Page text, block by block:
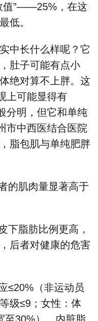
值”——25%，在这
低。
中长什么样呢？它
肚子可能有点小
绝对算不上胖。这
上可能显得有
分明，但它和单纯
市中西医结合医院
脂包肌与单纯肥胖
的肌肉量显著高于
下脂肪比例更高，
后者对健康的危害
≤20%（非运动员
级≤9；女性：体